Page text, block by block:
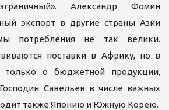
Александр Фомин
экспорт в другие страны Азии
потребления не так велики.
поставки в Африку, но в
только о бюджетной продукции,
Савельев в числе важных
также Японию и Южную Корею.